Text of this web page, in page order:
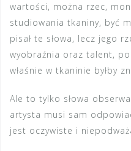
wartości, można rzec,
studiowania tkaniny, być
pisał te słowa, lecz jego
wyobraźnia oraz talent,
właśnie w tkaninie byłby
Ale to tylko słowa
artysta musi sam
jest oczywiste i